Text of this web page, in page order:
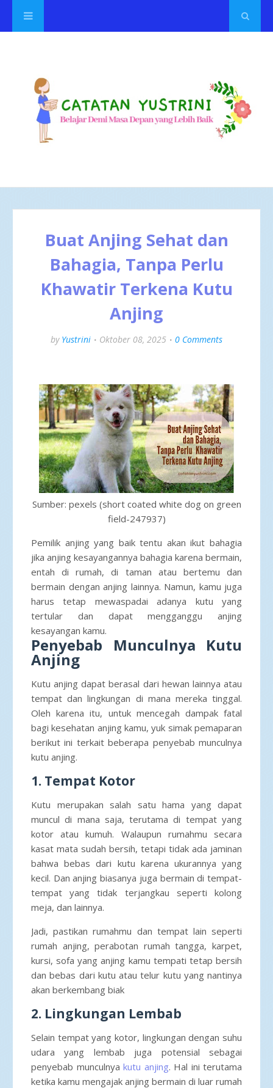
Buat Anjing Sehat dan
Bahagia, Tanpa Perlu
Khawatir Terkena Kutu
Anjing
by Yustrini Oktober 08, 2025 0 Comments
Sumber: pexels (short coated white dog on green
field-247937)
Pemilik anjing yang baik tentu akan ikut bahagia
jika anjing kesayangannya bahagia karena bermain,
entah di rumah, di taman atau bertemu dan
bermain dengan anjing lainnya. Namun, kamu juga
harus tetap mewaspadai adanya kutu yang
tertular dan dapat mengganggu anjing
kesayangan kamu.
Penyebab Munculnya Kutu
Anjing
Kutu anjing dapat berasal dari hewan lainnya atau
tempat dan lingkungan di mana mereka tinggal.
Oleh karena itu, untuk mencegah dampak fatal
bagi kesehatan anjing kamu, yuk simak pemaparan
berikut ini terkait beberapa penyebab munculnya
kutu anjing.
1. Tempat Kotor
Kutu merupakan salah satu hama yang dapat
muncul di mana saja, terutama di tempat yang
kotor atau kumuh. Walaupun rumahmu secara
kasat mata sudah bersih, tetapi tidak ada jaminan
bahwa bebas dari kutu karena ukurannya yang
kecil. Dan anjing biasanya juga bermain di tempat-
tempat yang tidak terjangkau seperti kolong
meja, dan lainnya.
Jadi, pastikan rumahmu dan tempat lain seperti
rumah anjing, perabotan rumah tangga, karpet,
kursi, sofa yang anjing kamu tempati tetap bersih
dan bebas dari kutu atau telur kutu yang nantinya
akan berkembang biak
2. Lingkungan Lembab
Selain tempat yang kotor, lingkungan dengan suhu
udara yang lembab juga potensial sebagai
penyebab munculnya kutu anjing. Hal ini terutama
ketika kamu mengajak anjing bermain di luar rumah